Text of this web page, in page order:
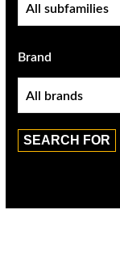
Brand